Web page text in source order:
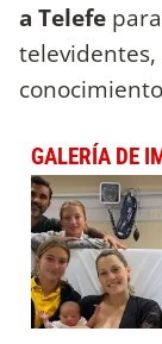
a Telefe
GALERÍA DE